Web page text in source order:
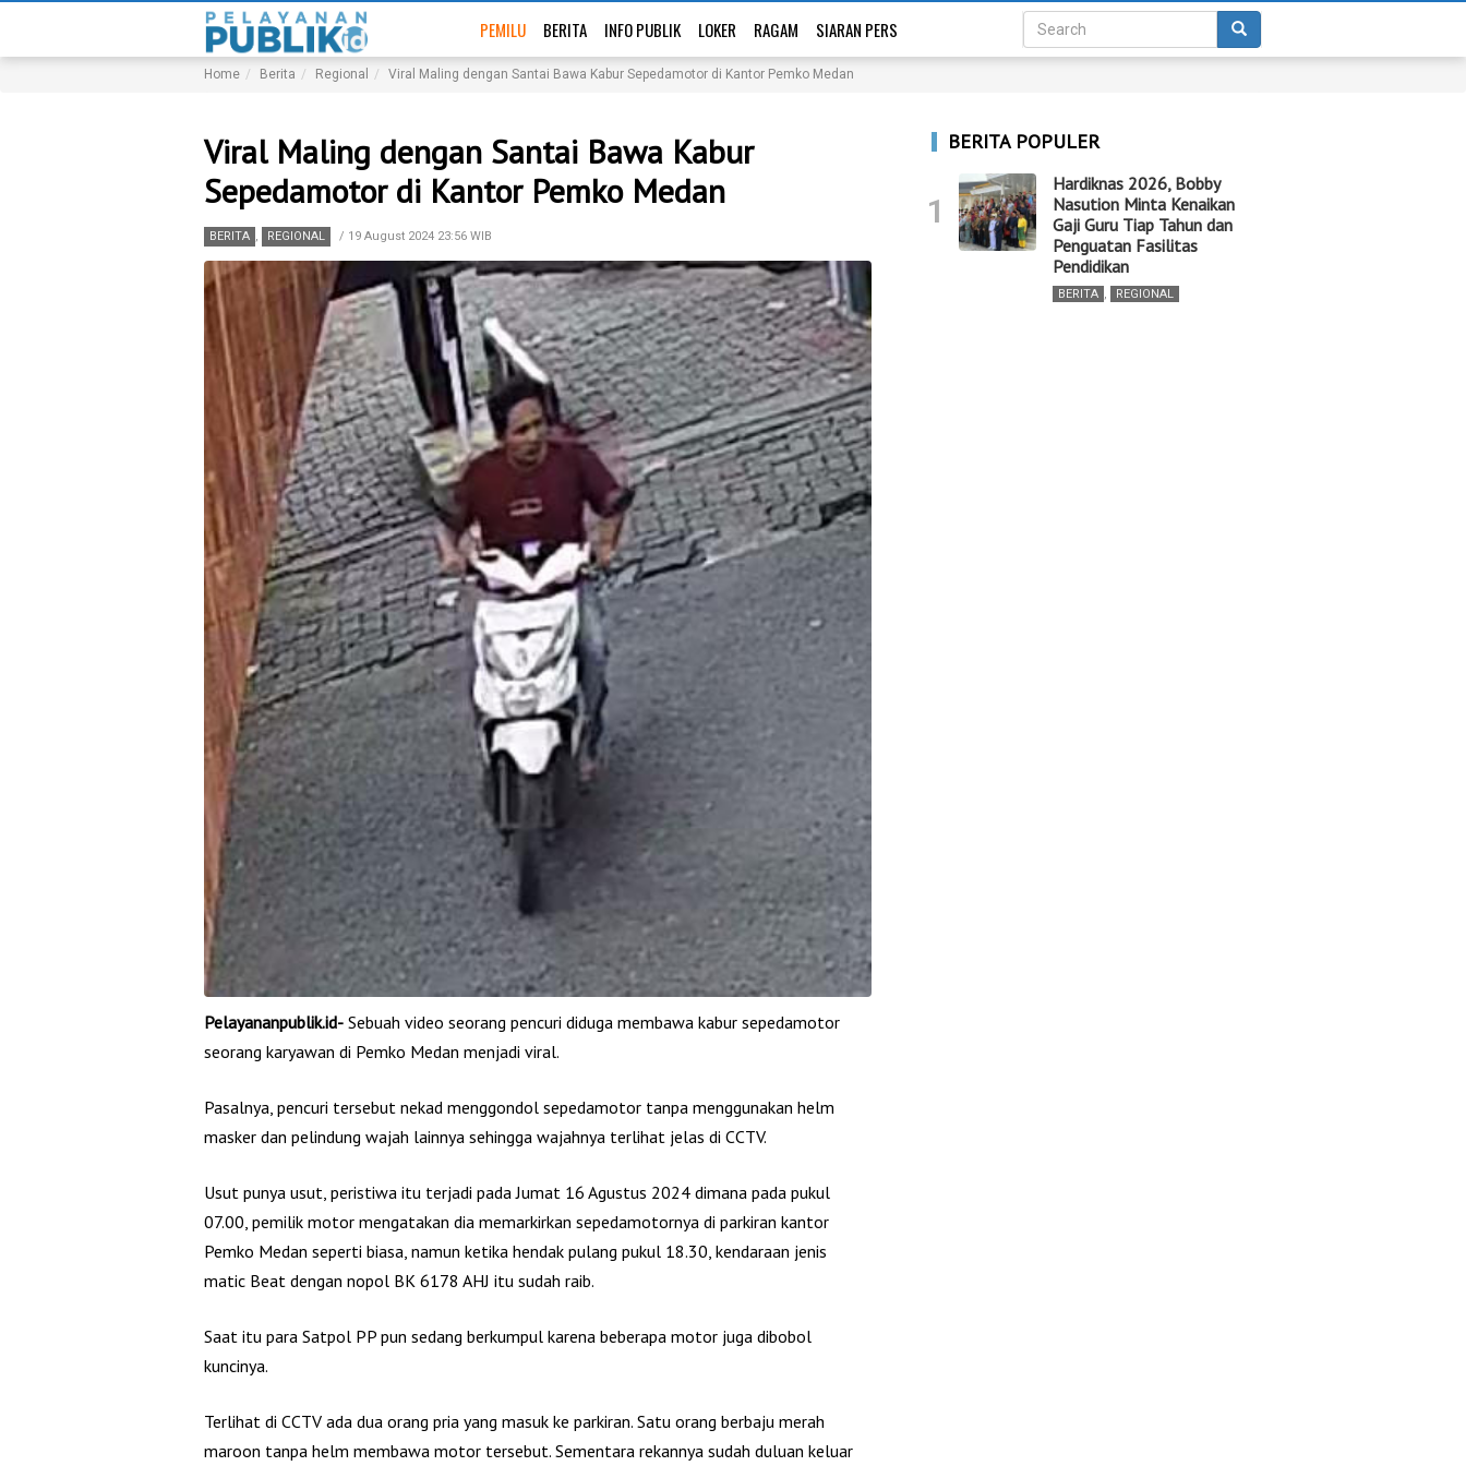
PEMILU BERITA INFO PUBLIK LOKER RAGAM SIARAN PERS
Home Berita Regional Viral Maling dengan Santai Bawa Kabur Sepedamotor di Kantor Pemko Medan
Viral Maling dengan Santai Bawa Kabur
Sepedamotor di Kantor Pemko Medan
BERITA , REGIONAL / 19 August 2024 23:56 WIB
Pelayananpublik.id- Sebuah video seorang pencuri diduga membawa kabur sepedamotor
seorang karyawan di Pemko Medan menjadi viral.
Pasalnya, pencuri tersebut nekad menggondol sepedamotor tanpa menggunakan helm
masker dan pelindung wajah lainnya sehingga wajahnya terlihat jelas di CCTV.
Usut punya usut, peristiwa itu terjadi pada Jumat 16 Agustus 2024 dimana pada pukul
07.00, pemilik motor mengatakan dia memarkirkan sepedamotornya di parkiran kantor
Pemko Medan seperti biasa, namun ketika hendak pulang pukul 18.30, kendaraan jenis
matic Beat dengan nopol BK 6178 AHJ itu sudah raib.
Saat itu para Satpol PP pun sedang berkumpul karena beberapa motor juga dibobol
kuncinya.
Terlihat di CCTV ada dua orang pria yang masuk ke parkiran. Satu orang berbaju merah
maroon tanpa helm membawa motor tersebut. Sementara rekannya sudah duluan keluar
BERITA POPULER
1
Hardiknas 2026, Bobby
Nasution Minta Kenaikan
Gaji Guru Tiap Tahun dan
Penguatan Fasilitas
Pendidikan
BERITA , REGIONAL